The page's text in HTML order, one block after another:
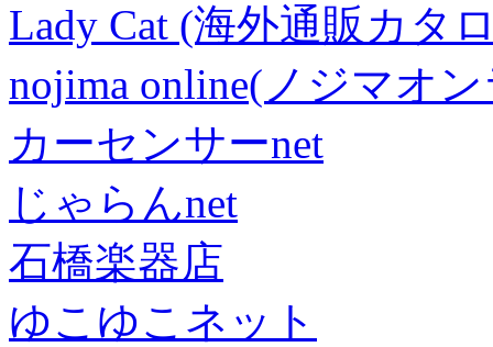
Lady Cat (海外通販カタ
nojima online(ノジマオ
カーセンサーnet
じゃらんnet
石橋楽器店
ゆこゆこネット